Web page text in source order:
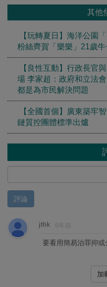
其他
【玩轉夏日】海洋公園
粉絲齊賀「樂樂」21歲
【良性互動】行政長官
場 李家超：政府和立法
都是為市民解決問題
【全國首個】廣東築牢
鏈質控團體標準出爐
評論
jthk 6年前
要看用簡易治罪抑
加